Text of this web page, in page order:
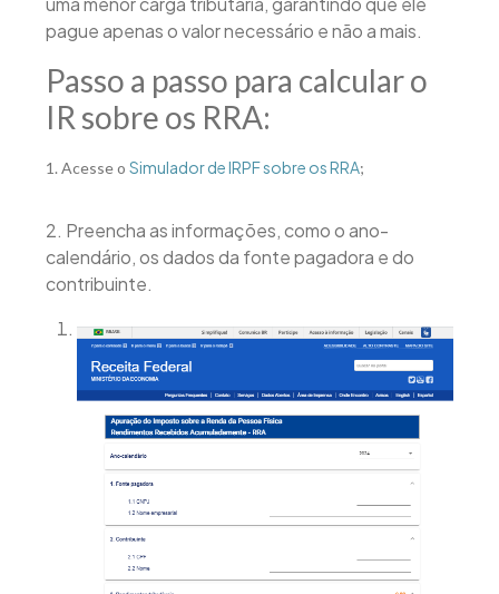
pague apenas o valor necessário e não a mais.
Passo a passo para calcular o
IR sobre os RRA:
1. Acesse o Simulador de IRPF sobre os RRA;
2. Preencha as informações, como o ano-
calendário, os dados da fonte pagadora e do
contribuinte.